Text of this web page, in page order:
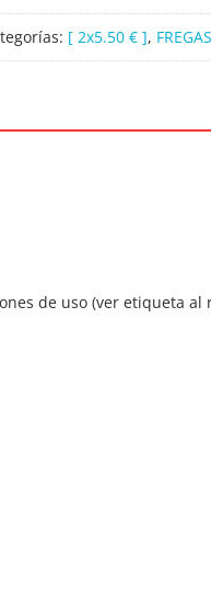
[ 2x5.50 € ],
de uso (ver etiqueta al